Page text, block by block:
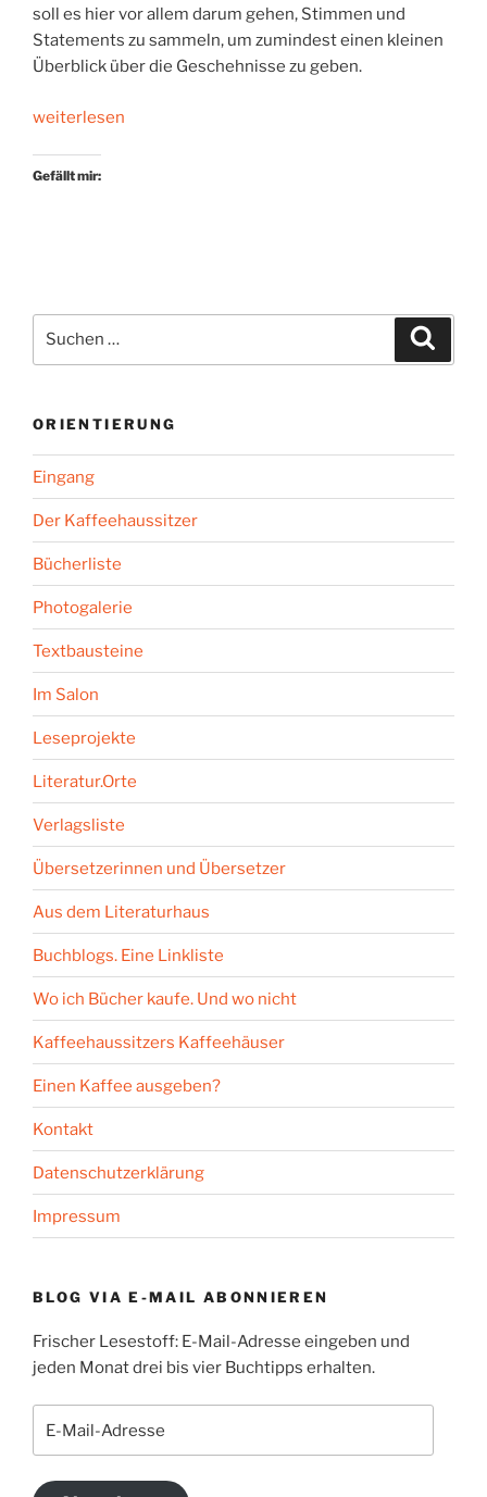
soll es hier vor allem darum gehen, Stimmen und
Statements zu sammeln, um zumindest einen kleinen
Überblick über die Geschehnisse zu geben.
„In
gewesen.
weiterlesen
Gefällt mir:
nach:
ORIENTIERUNG
Eingang
Der Kaffeehaussitzer
Bücherliste
Photogalerie
Textbausteine
Im Salon
Leseprojekte
Literatur.Orte
Verlagsliste
Übersetzerinnen und Übersetzer
Aus dem Literaturhaus
Buchblogs. Eine Linkliste
Wo ich Bücher kaufe. Und wo nicht
Kaffeehaussitzers Kaffeehäuser
Einen Kaffee ausgeben?
Kontakt
Datenschutzerklärung
Impressum
BLOG VIA E-MAIL ABONNIEREN
Frischer Lesestoff: E-Mail-Adresse eingeben und
jeden Monat drei bis vier Buchtipps erhalten.